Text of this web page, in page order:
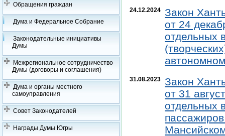
Обращения граждан
Дума и Федеральное Собрание
Законодательные инициативы
Думы
Межрегиональное сотрудничество
Думы (договоры и соглашения)
Дума и органы местного
самоуправления
Совет Законодателей
Награды Думы Югры
24.12.2024
Закон
от 24
отдельных
31.08.2023
Закон
от 31
отдельных